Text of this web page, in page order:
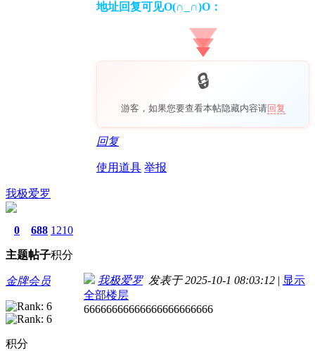
地址回复可见O(∩_∩)O：
游客，如果您要查看本帖隐藏内容请回复
回复
使用道具 举报
我极爱罗
0
主题
688
帖子
1210
积分
金牌会员
积分
我极爱罗发表于 2025-10-1 08:03:12 | 显示
全部楼层
66666666666666666666666